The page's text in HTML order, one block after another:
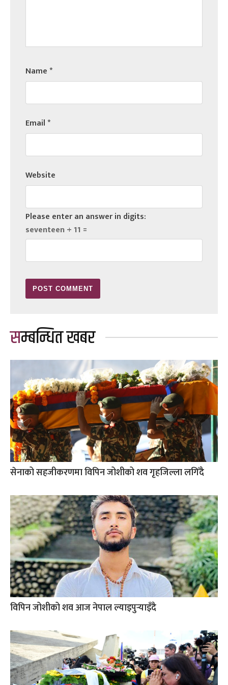
Name*
Email*
Website
Please enter an answer in digits:
seventeen + 11 =
सम्बन्धित खबर
सेनाको सहजीकरणमा विपिन जोशीको शव गृहजिल्ला लगिँदै
विपिन जोशीको शव आज नेपाल ल्याइपुर्‍याइँदै